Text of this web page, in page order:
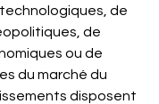
de
de
ou de
du marché du
disposent